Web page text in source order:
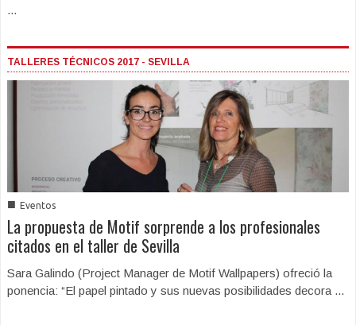
...
TALLERES TÉCNICOS 2017 - SEVILLA
■ Eventos
La propuesta de Motif sorprende a los profesionales
citados en el taller de Sevilla
Sara Galindo (Project Manager de Motif Wallpapers) ofreció la
ponencia: “El papel pintado y sus nuevas posibilidades decora ...